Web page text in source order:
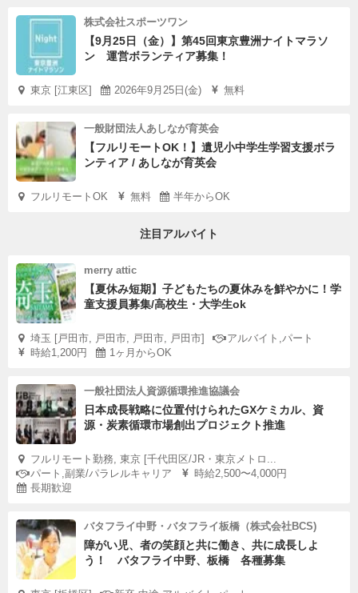
株式会社スポーツワン
【9月25日（金）】第45回東京豊洲ナイトマラソ
ン 運営ボランティア募集！
東京 [江東区] 2026年9月25日(金) 無料
一般財団法人あしなが育英会
【フルリモートOK！】遺児小中学生学習支援ボラ
ンティア / あしなが育英会
フルリモートOK 無料 半年からOK
注目アルバイト
merry attic
【夏休み短期】子どもたちの夏休みを鮮やかに！学
童支援員募集/高校生・大学生ok
埼玉 [戸田市, 戸田市, 戸田市, 戸田市]
アルバイト,パート
時給1,200円
1ヶ月からOK
一般社団法人資源循環推進協議会
日本成長戦略に位置付けられたGXケミカル、資
源・炭素循環市場創出プロジェクト推進
フルリモート勤務, 東京 [千代田区/JR・東京メトロ...
パート,副業/パラレルキャリア
時給2,500〜4,000円
長期歓迎
バタフライ中野・バタフライ板橋（株式会社BCS)
障がい児、者の笑顔と共に働き、共に成長しよ
う！ バタフライ中野、板橋 各種募集